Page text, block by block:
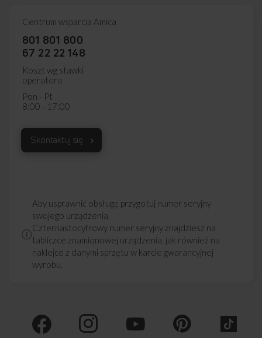
Centrum wsparcia Amica
801 801 800
67 22 22 148
Koszt wg stawki
operatora
Pon - Pt
8:00 - 17:00
Skontaktuj się
Aby usprawnić obsługę przygotuj numer seryjny
swojego urządzenia.
Czternastocyfrowy numer seryjny znajdziesz na
tabliczce znamionowej urządzenia, jak również na
naklejce z danymi sprzętu w karcie gwarancyjnej
wyrobu.